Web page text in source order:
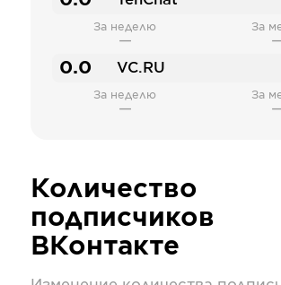
За неделю
—
За
0.0 VC.RU
За неделю
—
За
Количество
подписчиков
ВКонтакте